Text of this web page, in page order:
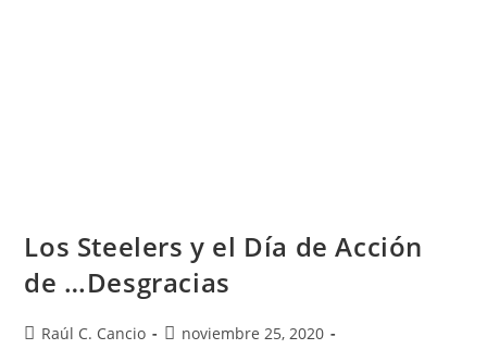
Los Steelers y el Día de Acción
de …Desgracias
Raúl C. Cancio
noviembre 25, 2020